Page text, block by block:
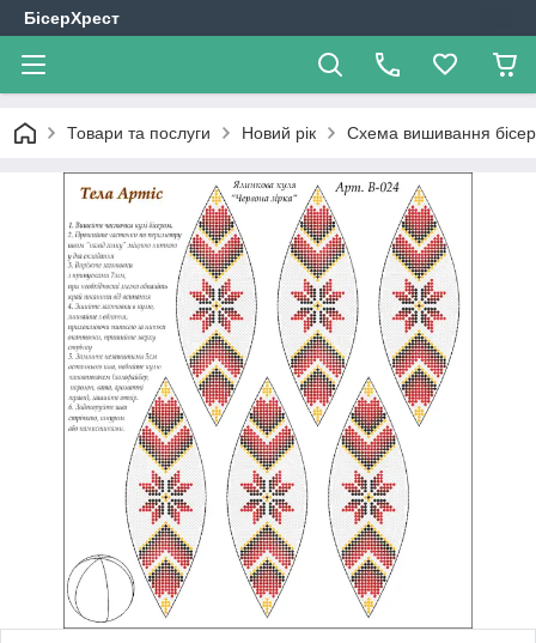
БісерХрест
Товари та послуги Новий рік Схема вишивання